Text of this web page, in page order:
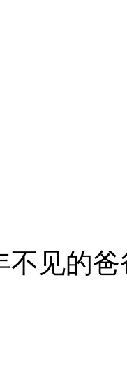
不见的爸